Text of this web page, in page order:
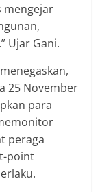
mengejar
Ujar Gani.
25 November
para
peraga
point